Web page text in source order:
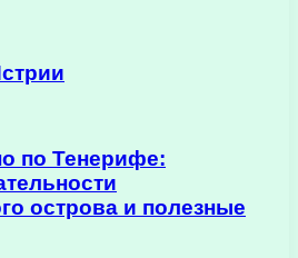
по Тенерифе:
острова и полезные